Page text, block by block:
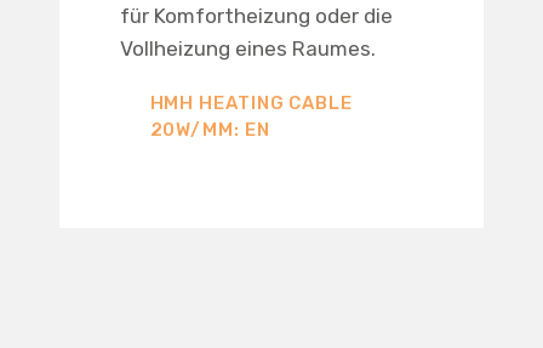
für Komfortheizung oder die
Vollheizung eines Raumes.
HMH HEATING CABLE
20W/MM: EN